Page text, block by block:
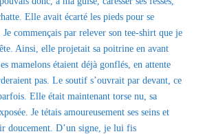
Elle avait écarté les pieds pour se
commençais par relever son tee-shirt que je
Ainsi, elle projetait sa poitrine en avant
mamelons étaient déjà gonflés, en attente
pas. Le soutif s’ouvrait par devant, ce
Elle était maintenant torse nu, sa
Je tétais amoureusement ses seins et
doucement. D’un signe, je lui fis